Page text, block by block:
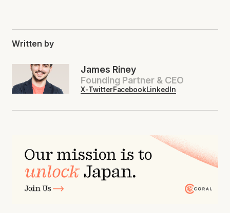
Written by
James Riney
Founding Partner & CEO
X-TwitterFacebookLinkedIn